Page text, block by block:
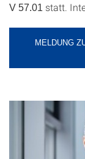
V 57.01 statt.
MELDUNG